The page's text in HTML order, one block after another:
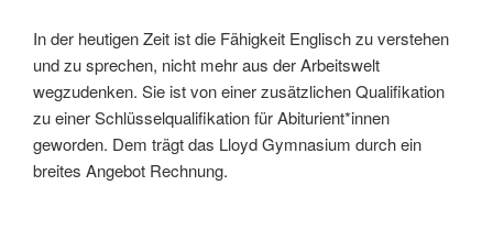
In der heutigen Zeit ist die Fähigkeit Englisch zu verstehen
und zu sprechen, nicht mehr aus der Arbeitswelt
wegzudenken. Sie ist von einer zusätzlichen Qualifikation
zu einer Schlüsselqualifikation für Abiturient*innen
geworden. Dem trägt das Lloyd Gymnasium durch ein
breites Angebot Rechnung.